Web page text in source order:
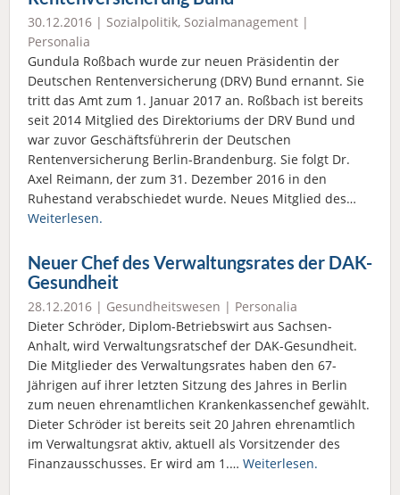
30.12.2016 | Sozialpolitik, Sozialmanagement |
Personalia
Gundula Roßbach wurde zur neuen Präsidentin der
Deutschen Rentenversicherung (DRV) Bund ernannt. Sie
tritt das Amt zum 1. Januar 2017 an. Roßbach ist bereits
seit 2014 Mitglied des Direktoriums der DRV Bund und
war zuvor Geschäftsführerin der Deutschen
Rentenversicherung Berlin-Brandenburg. Sie folgt Dr.
Axel Reimann, der zum 31. Dezember 2016 in den
Ruhestand verabschiedet wurde. Neues Mitglied des…
Weiterlesen.
Neuer Chef des Verwaltungsrates der DAK-
Gesundheit
28.12.2016 | Gesundheitswesen | Personalia
Dieter Schröder, Diplom-Betriebswirt aus Sachsen-
Anhalt, wird Verwaltungsratschef der DAK-Gesundheit.
Die Mitglieder des Verwaltungsrates haben den 67-
Jährigen auf ihrer letzten Sitzung des Jahres in Berlin
zum neuen ehrenamtlichen Krankenkassenchef gewählt.
Dieter Schröder ist bereits seit 20 Jahren ehrenamtlich
im Verwaltungsrat aktiv, aktuell als Vorsitzender des
Finanzausschusses. Er wird am 1.… Weiterlesen.